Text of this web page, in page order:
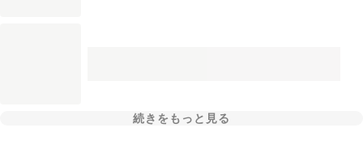
続きをもっと見る